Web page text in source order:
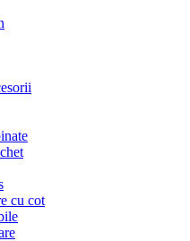
cu cot